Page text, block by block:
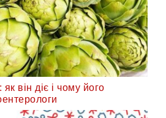
він діє і чому його